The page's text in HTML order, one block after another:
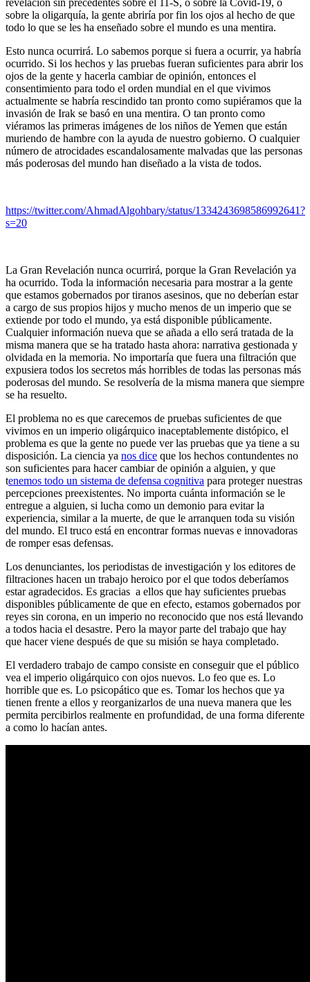
revelación sin precedentes sobre el 11-S, o sobre la Covid-19, o
sobre la oligarquía, la gente abriría por fin los ojos al hecho de que
todo lo que se les ha enseñado sobre el mundo es una mentira.
Esto nunca ocurrirá. Lo sabemos porque si fuera a ocurrir, ya habría
ocurrido. Si los hechos y las pruebas fueran suficientes para abrir los
ojos de la gente y hacerla cambiar de opinión, entonces el
consentimiento para todo el orden mundial en el que vivimos
actualmente se habría rescindido tan pronto como supiéramos que la
invasión de Irak se basó en una mentira. O tan pronto como
viéramos las primeras imágenes de los niños de Yemen que están
muriendo de hambre con la ayuda de nuestro gobierno. O cualquier
número de atrocidades escandalosamente malvadas que las personas
más poderosas del mundo han diseñado a la vista de todos.
https://twitter.com/AhmadAlgohbary/status/1334243698586992641?
s=20
La Gran Revelación nunca ocurrirá, porque la Gran Revelación ya
ha ocurrido. Toda la información necesaria para mostrar a la gente
que estamos gobernados por tiranos asesinos, que no deberían estar
a cargo de sus propios hijos y mucho menos de un imperio que se
extiende por todo el mundo, ya está disponible públicamente.
Cualquier información nueva que se añada a ello será tratada de la
misma manera que se ha tratado hasta ahora: narrativa gestionada y
olvidada en la memoria. No importaría que fuera una filtración que
expusiera todos los secretos más horribles de todas las personas más
poderosas del mundo. Se resolvería de la misma manera que siempre
se ha resuelto.
El problema no es que carecemos de pruebas suficientes de que
vivimos en un imperio oligárquico inaceptablemente distópico, el
problema es que la gente no puede ver las pruebas que ya tiene a su
disposición. La ciencia ya nos dice que los hechos contundentes no
son suficientes para hacer cambiar de opinión a alguien, y que
tenemos todo un sistema de defensa cognitiva para proteger nuestras
percepciones preexistentes. No importa cuánta información se le
entregue a alguien, si lucha como un demonio para evitar la
experiencia, similar a la muerte, de que le arranquen toda su visión
del mundo. El truco está en encontrar formas nuevas e innovadoras
de romper esas defensas.
Los denunciantes, los periodistas de investigación y los editores de
filtraciones hacen un trabajo heroico por el que todos deberíamos
estar agradecidos. Es gracias a ellos que hay suficientes pruebas
disponibles públicamente de que en efecto, estamos gobernados por
reyes sin corona, en un imperio no reconocido que nos está llevando
a todos hacia el desastre. Pero la mayor parte del trabajo que hay
que hacer viene después de que su misión se haya completado.
El verdadero trabajo de campo consiste en conseguir que el público
vea el imperio oligárquico con ojos nuevos. Lo feo que es. Lo
horrible que es. Lo psicopático que es. Tomar los hechos que ya
tienen frente a ellos y reorganizarlos de una nueva manera que les
permita percibirlos realmente en profundidad, de una forma diferente
a como lo hacían antes.